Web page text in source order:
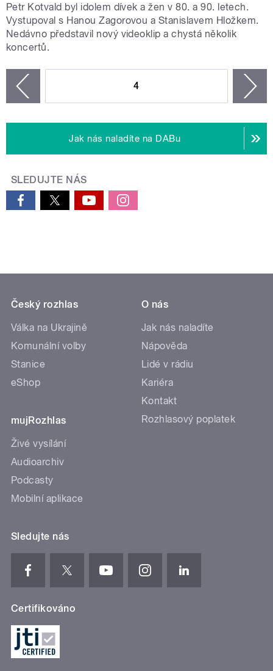
Petr Kotvald byl idolem dívek a žen v 80. a 90. letech.
Vystupoval s Hanou Zagorovou a Stanislavem Hložkem.
Nedávno představil nový videoklip a chystá několik
koncertů.
4
Jak nás naladíte na DABu
SLEDUJTE NÁS
Český rozhlas
Válka na Ukrajině
Komunální volby
Stanice
eShop
mujRozhlas
Živé vysílání
Audioarchiv
Podcasty
Mobilní aplikace
O nás
Jak nás naladíte
Nápověda
Lidé v rádiu
Kariéra
Kontakt
Rozhlasový poplatek
Sledujte nás
Certifikováno